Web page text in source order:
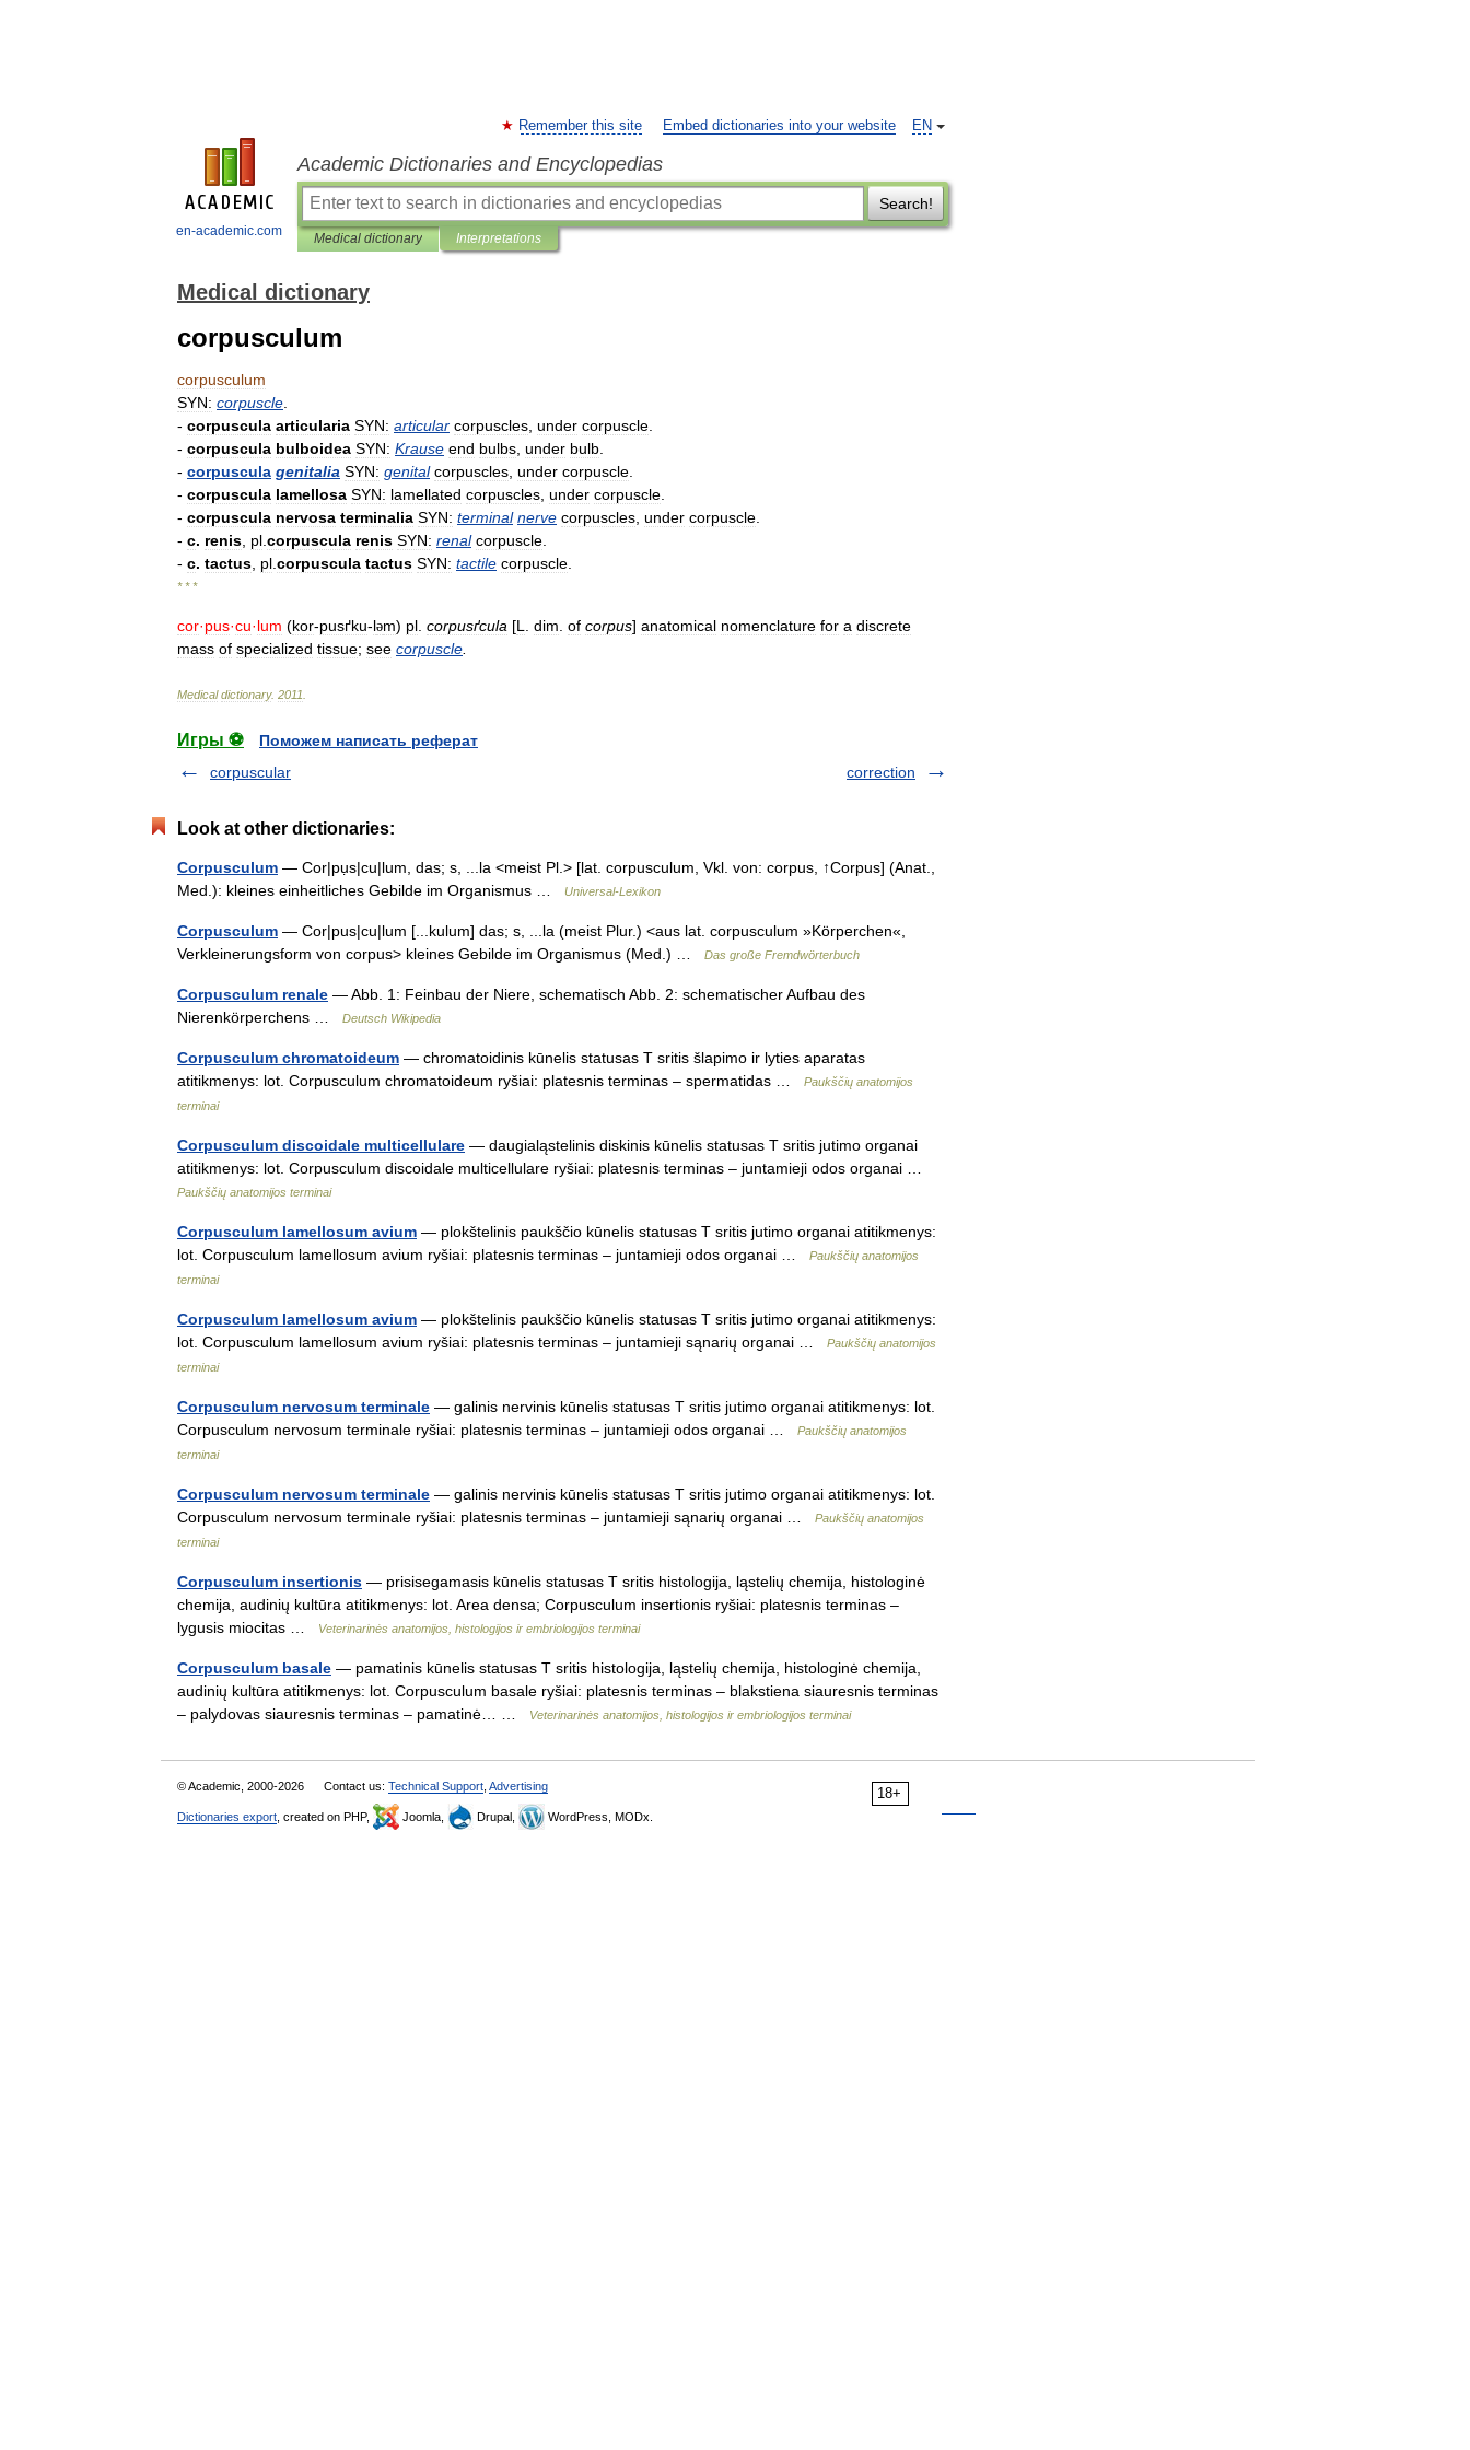
en-academic.com
EN
Remember this site Embed dictionaries into your website
Academic Dictionaries and Encyclopedias
Search!
Medical dictionary Interpretations
Medical dictionary
corpusculum
corpusculum
SYN: corpuscle
- corpuscula articularia SYN: articular corpuscles under corpuscle
- corpuscula bulboidea SYN: Krause end bulbs under bulb
- corpuscula genitalia SYN: genital corpuscles under corpuscle
- corpuscula lamellosa SYN: lamellated corpuscles under corpuscle
- corpuscula nervosa terminalia SYN: terminal nerve corpuscles under corpuscle
- c. renis pl corpuscula renis SYN: renal corpuscle
- c. tactus pl corpuscula tactus SYN: tactile corpuscle
* * *
cor·pus·cu·lum (kor-pusґku-ləm) pl corpusґcula [L dim of corpus] anatomical nomenclature for a discrete
mass of specialized tissue; see corpuscle
Medical dictionary. 2011
Игры ⚽
Поможем написать реферат
corpuscular
correction
Look at other dictionaries:
Corpusculum — Cor|pụs|cu|lum, das; s, ...la <meist Pl.> [lat. corpusculum, Vkl. von: corpus, ↑Corpus] (Anat.,
Med.): kleines einheitliches Gebilde im Organismus …
Universal-Lexikon
Corpusculum — Cor|pus|cu|lum [...kulum] das; s, ...la (meist Plur.) <aus lat. corpusculum »Körperchen«,
Verkleinerungsform von corpus> kleines Gebilde im Organismus (Med.) …
Das große Fremdwörterbuch
Corpusculum renale — Abb. 1: Feinbau der Niere, schematisch Abb. 2: schematischer Aufbau des
Nierenkörperchens …
Deutsch Wikipedia
Corpusculum chromatoideum — chromatoidinis kūnelis statusas T sritis šlapimo ir lyties aparatas
atitikmenys: lot. Corpusculum chromatoideum ryšiai: platesnis terminas – spermatidas …
Paukščių anatomijos
terminai
Corpusculum discoidale multicellulare — daugialąstelinis diskinis kūnelis statusas T sritis jutimo organai
atitikmenys: lot. Corpusculum discoidale multicellulare ryšiai: platesnis terminas – juntamieji odos organai …
Paukščių anatomijos terminai
Corpusculum lamellosum avium — plokštelinis paukščio kūnelis statusas T sritis jutimo organai atitikmenys:
lot. Corpusculum lamellosum avium ryšiai: platesnis terminas – juntamieji odos organai …
Paukščių anatomijos
terminai
Corpusculum lamellosum avium — plokštelinis paukščio kūnelis statusas T sritis jutimo organai atitikmenys:
lot. Corpusculum lamellosum avium ryšiai: platesnis terminas – juntamieji sąnarių organai …
Paukščių anatomijos
terminai
Corpusculum nervosum terminale — galinis nervinis kūnelis statusas T sritis jutimo organai atitikmenys: lot.
Corpusculum nervosum terminale ryšiai: platesnis terminas – juntamieji odos organai …
Paukščių anatomijos
terminai
Corpusculum nervosum terminale — galinis nervinis kūnelis statusas T sritis jutimo organai atitikmenys: lot.
Corpusculum nervosum terminale ryšiai: platesnis terminas – juntamieji sąnarių organai …
Paukščių anatomijos
terminai
Corpusculum insertionis — prisisegamasis kūnelis statusas T sritis histologija, ląstelių chemija, histologinė
chemija, audinių kultūra atitikmenys: lot. Area densa; Corpusculum insertionis ryšiai: platesnis terminas –
lygusis miocitas …
Veterinarinės anatomijos, histologijos ir embriologijos terminai
Corpusculum basale — pamatinis kūnelis statusas T sritis histologija, ląstelių chemija, histologinė chemija,
audinių kultūra atitikmenys: lot. Corpusculum basale ryšiai: platesnis terminas – blakstiena siauresnis terminas
– palydovas siauresnis terminas – pamatinė… …
Veterinarinės anatomijos, histologijos ir embriologijos terminai
18+
© Academic, 2000-2026 Contact us: Technical Support Advertising
Dictionaries export , created on PHP, Joomla, Drupal, WordPress, MODx.